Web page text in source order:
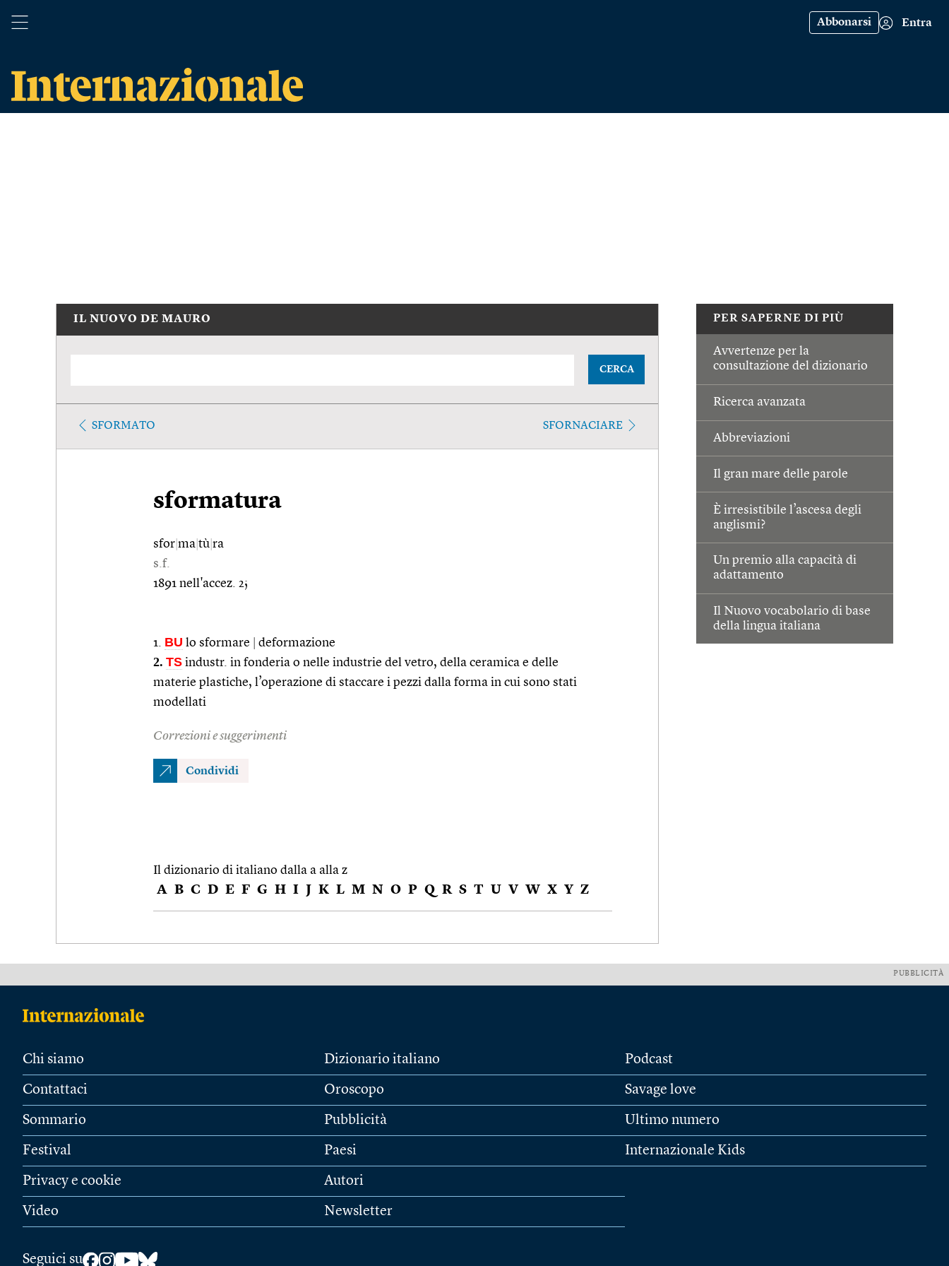
Abbonarsi Entra
PER SAPERNE DI PIÙ
Avvertenze per la
consultazione del dizionario
Ricerca avanzata
Abbreviazioni
Il gran mare delle parole
È irresistibile l’ascesa degli
anglismi?
Un premio alla capacità di
adattamento
Il Nuovo vocabolario di base
della lingua italiana
IL NUOVO DE MAURO
CERCA
SFORMATO SFORNACIARE
sformatura
sfor ma tù ra
s.f.
1891 nell'accez. 2;
1. BU lo sformare deformazione
2. TS industr. in fonderia o nelle industrie del vetro, della ceramica e delle
materie plastiche, l’operazione di staccare i pezzi dalla forma in cui sono stati
modellati
Correzioni e suggerimenti
Condividi
Il dizionario di italiano dalla a alla z
A B C D E F G H I J K L M N O P Q R S T U V W X Y Z
PUBBLICITÀ
Chi siamo
Contattaci
Sommario
Festival
Privacy e cookie
Video
Dizionario italiano
Oroscopo
Pubblicità
Paesi
Autori
Newsletter
Podcast
Savage love
Ultimo numero
Internazionale Kids
Seguici su